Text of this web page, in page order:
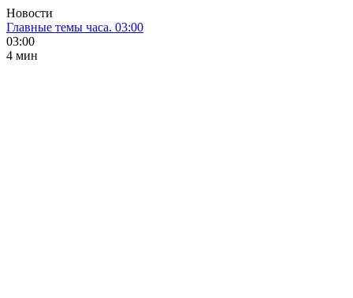
Новости
Главные темы часа. 03:00
03:00
4 мин